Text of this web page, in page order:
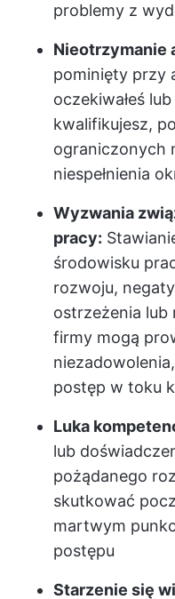
problemy z
Nieotrzymanie
pominięty przy
oczekiwałeś
kwalifikujesz,
ograniczonych
niespełnienia
Wyzwania
pracy:
środowisku
rozwoju,
ostrzeżenia lub
firmy mogą
postęp w toku
Luka
lub
pożądanego
skutkować
martwym
postępu
Starzenie się